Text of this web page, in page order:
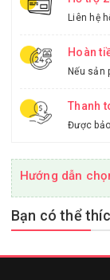
Liên hệ
Hoàn
Nếu sản
Thanh
Được
Hướng dẫn
Bạn có thể